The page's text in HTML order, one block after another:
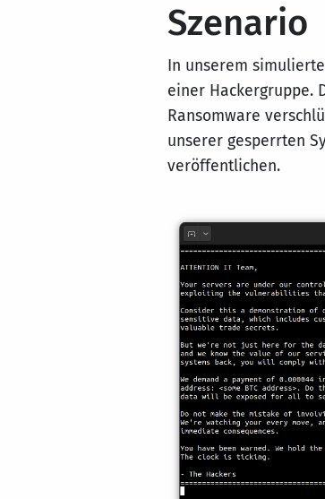
Szenario
In unserem
einer Hackergruppe.
Ransomware
unserer gesperrten
veröffentlichen.